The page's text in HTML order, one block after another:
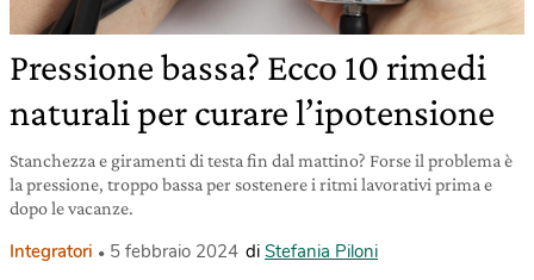
Pressione bassa? Ecco 10 rimedi
naturali per curare l’ipotensione
Stanchezza e giramenti di testa fin dal mattino? Forse il problema è
la pressione, troppo bassa per sostenere i ritmi lavorativi prima e
dopo le vacanze.
Integratori 5 febbraio 2024 di Stefania Piloni